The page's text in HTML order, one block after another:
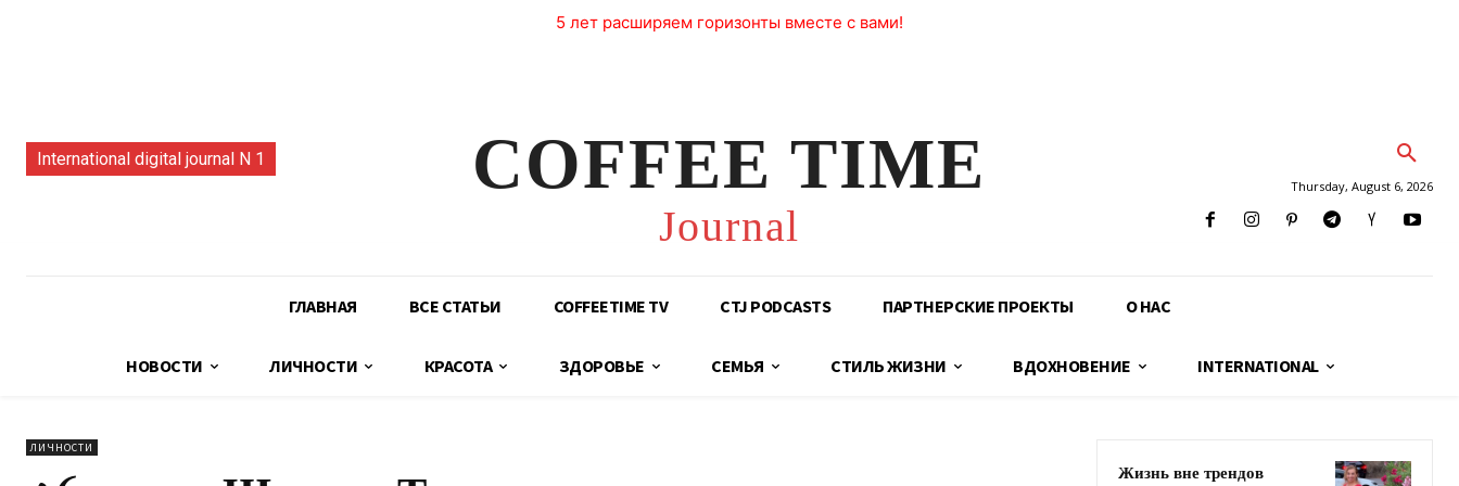
5 лет расширяем горизонты вместе с вами!
International digital journal N 1 COFFEE TIME
Journal
Thursday, August 6, 2026
ГЛАВНАЯ ВСЕ СТАТЬИ COFFEETIME TV CTJ PODCASTS ПАРТНЕРСКИЕ ПРОЕКТЫ О НАС
НОВОСТИ ЛИЧНОСТИ КРАСОТА ЗДОРОВЬЕ СЕМЬЯ СТИЛЬ ЖИЗНИ ВДОХНОВЕНИЕ INTERNATIONAL
ЛИЧНОСТИ
Жизнь вне трендов